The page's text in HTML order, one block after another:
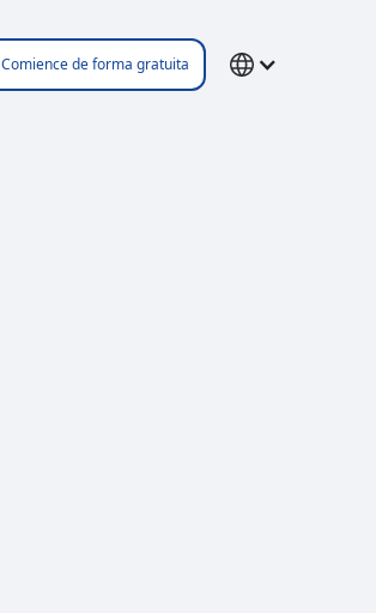
Comience de forma gratuita